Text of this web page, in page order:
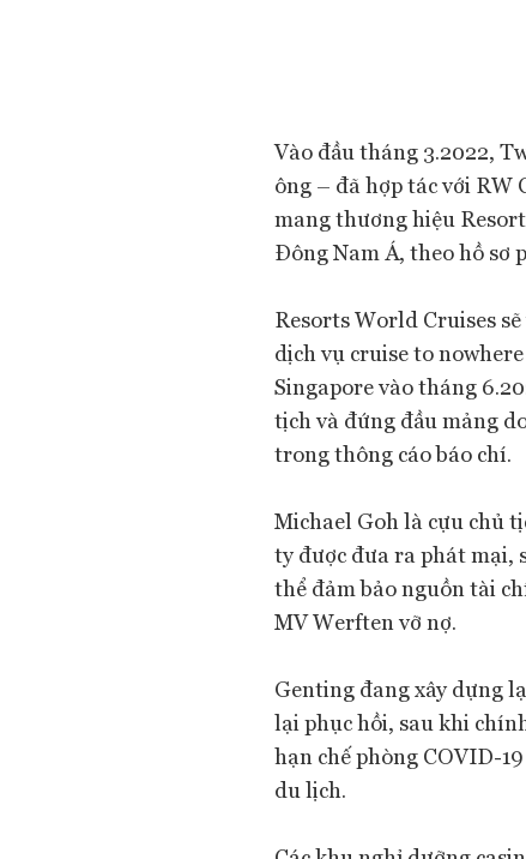
Vào đầu tháng 3.2022,
ông – đã hợp tác với RW
mang thương hiệu
Đông Nam Á, theo hồ sơ
Resorts World Cruises
dịch vụ cruise to
Singapore vào tháng
tịch và đứng đầu mảng
trong thông cáo báo chí.
Michael Goh là cựu chủ
ty được đưa ra phát mại,
thể đảm bảo nguồn tài
MV Werften vỡ nợ.
Genting đang xây dựng
lại phục hồi, sau khi
hạn chế phòng COVID-
du lịch.